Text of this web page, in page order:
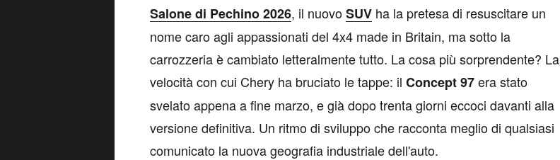
Salone di Pechino 2026, il nuovoSUV ha la pretesa di resuscitare un
nome caro agli appassionati del 4x4 made in Britain, ma sotto la
carrozzeria è cambiato letteralmente tutto. La cosa più sorprendente? La
velocità con cui Chery ha bruciato le tappe: il Concept 97era stato
svelato appena a fine marzo, e già dopo trenta giorni eccoci davanti alla
versione definitiva. Un ritmo di sviluppo che racconta meglio di qualsiasi
comunicato la nuova geografia industriale dell'auto.